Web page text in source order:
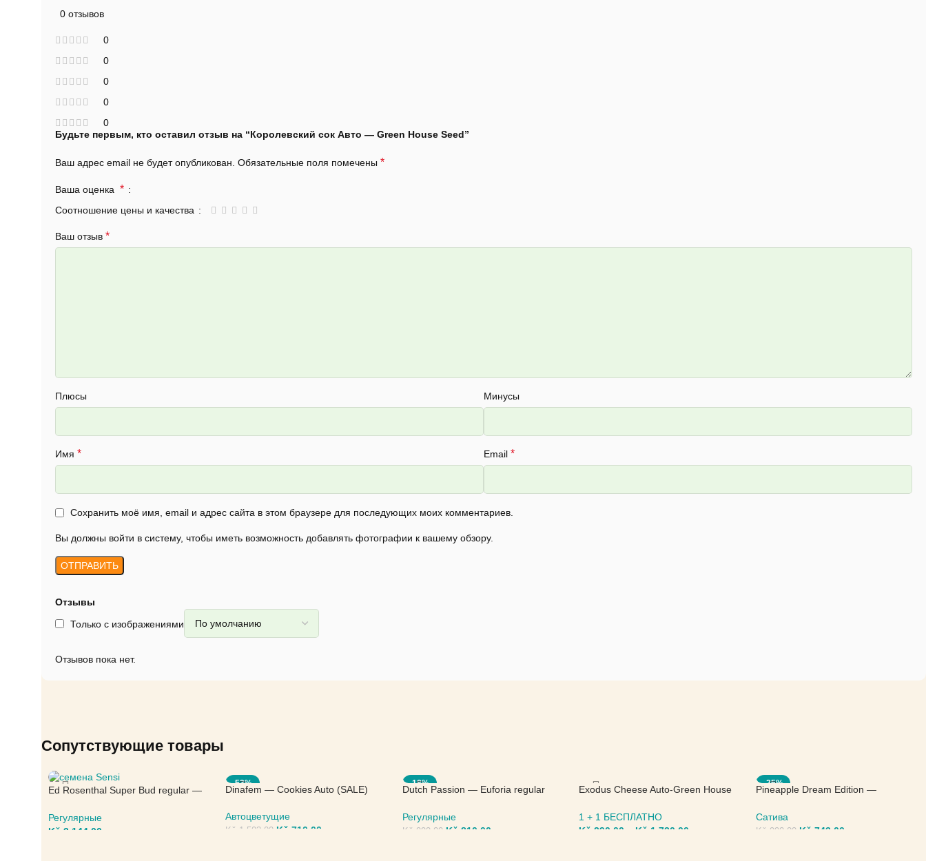
0 отзывов
0
0
0
0
0
Отзывы
Только с изображениями
Отзывов пока нет.
Будьте первым, кто оставил отзыв на “Королевский сок Авто — Green House Seed”
Ваш адрес email не будет опубликован. Обязательные поля помечены *
Ваша оценка *
Соотношение цены и качества
Ваш отзыв *
Плюсы Минусы
Имя * Email *
Сохранить моё имя, email и адрес сайта в этом браузере для последующих моих комментариев.
Вы должны войти в систему, чтобы иметь возможность добавлять фотографии к вашему обзору.
Сопутствующие товары
Ed Rosenthal Super Bud regular —
Регулярные
Kč 3.144,00
-53%
Dinafem — Cookies Auto (SALE)
Автоцветущие
Kč 1.503,00 Kč 710,00
-18%
Dutch Passion — Euforia regular
Регулярные
Kč 990,00 Kč 810,00
Exodus Cheese Auto-Green House
1 + 1 БЕСПЛАТНО
Kč 290,00 Kč 1.720,00
-25%
Pineapple Dream Edition —
Сатива
Kč 990,00 Kč 743,00